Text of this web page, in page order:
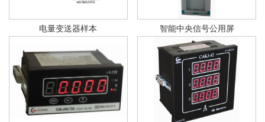
电量变送器样本 智能中央信号公用屏